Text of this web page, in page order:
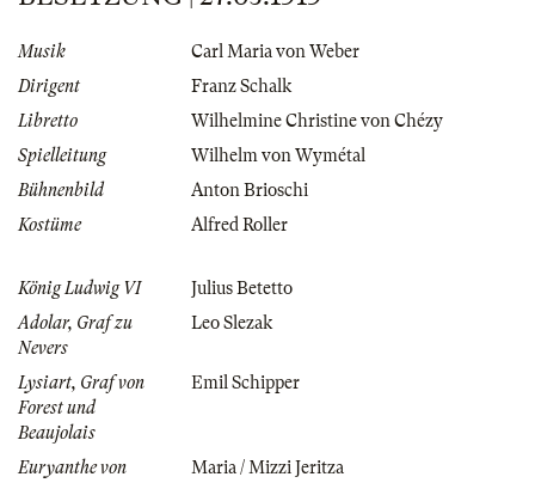
Musik
Carl Maria von Weber
Dirigent
Franz Schalk
Libretto
Wilhelmine Christine von Chézy
Spielleitung
Wilhelm von Wymétal
Bühnenbild
Anton Brioschi
Kostüme
Alfred Roller
König Ludwig VI
Julius Betetto
Adolar, Graf zu
Nevers
Leo Slezak
Lysiart, Graf von
Forest und
Beaujolais
Emil Schipper
Euryanthe von Maria / Mizzi Jeritza